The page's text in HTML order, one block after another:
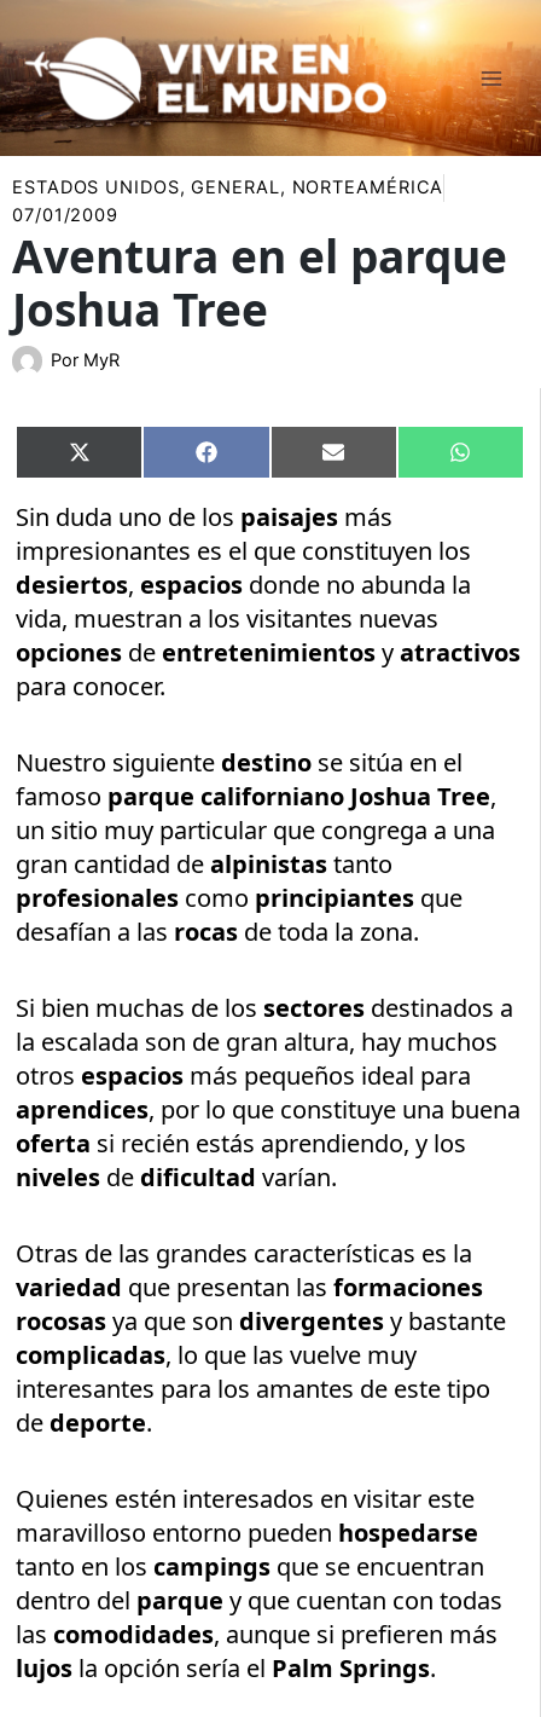
al
contenido
ESTADOS UNIDOS,GENERAL, NORTEAMÉRICA
07/01/2009
Aventura en el parque
Joshua Tree
Por MyR
Compartir
en
X
(Twitter)
Compartir
en
Facebook Compartir
en
Email
en
Sin duda uno de los paisajes más
impresionantes es el que constituyen los
desiertos, espacios donde no abunda la
vida, muestran a los visitantes nuevas
opciones de entretenimientosyatractivos
para conocer.
Nuestro siguiente destino se sitúa en el
famoso parque californiano Joshua Tree,
un sitio muy particular que congrega a una
gran cantidad dealpinistastanto
profesionales como principiantes que
desafían a las rocas de toda la zona.
Si bien muchas de los sectores destinados a
la escalada son de gran altura, hay muchos
otros espacios más pequeños ideal para
aprendices, por lo que constituye una buena
oferta si recién estás aprendiendo, y los
niveles de dificultadvarían.
Otras de las grandes características es la
variedad que presentan lasformaciones
rocosasya que son divergentesy bastante
complicadas, lo que las vuelve muy
interesantes para los amantes de este tipo
de deporte.
Quienes estén interesados en visitar este
maravilloso entorno pueden hospedarse
tanto en los campings que se encuentran
dentro del parquey que cuentan con todas
las comodidades, aunque si prefieren más
lujos la opción sería el Palm Springs.